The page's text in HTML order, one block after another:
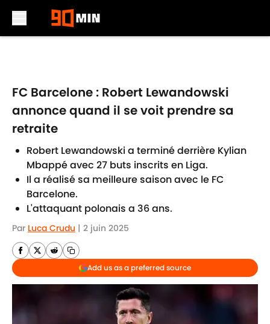
FC Barcelone : Robert Lewandowski
annonce quand il se voit prendre sa
retraite
Robert Lewandowski a terminé derrière Kylian
Mbappé avec 27 buts inscrits en Liga.
Il a réalisé sa meilleure saison avec le FC
Barcelone.
L'attaquant polonais a 36 ans.
Par Luca Crudu | 2 juin 2025
Add us as a preferred source